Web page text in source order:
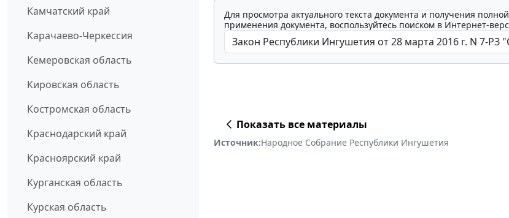
Камчатский край
Карачаево-Черкессия
Кемеровская область
Кировская область
Костромская область
Краснодарский край
Красноярский край
Курганская область
Курская область
Для просмотра актуального текста документа и получения
применения документа, воспользуйтесь поиском в Интернет-
Показать все материалы
Источник:Народное Собрание Республики Ингушетия